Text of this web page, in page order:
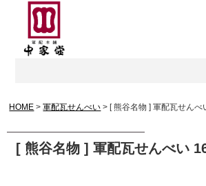
HOME 軍配瓦せんべい [ 熊谷名物 ] 軍配瓦せんべ
[ 熊谷名物 ] 軍配瓦せんべい